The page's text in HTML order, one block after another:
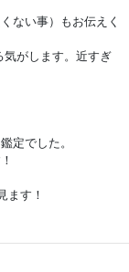
ない事）もお伝えく
がします。近すぎ
定でした。
ます！